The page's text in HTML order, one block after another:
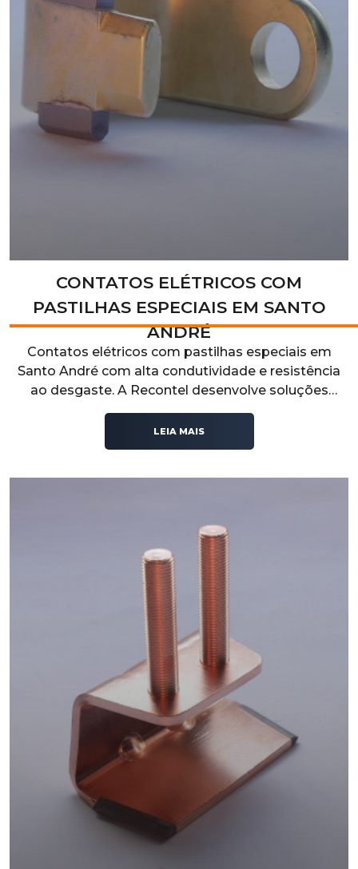
CONTATOS ELÉTRICOS COM
PASTILHAS ESPECIAIS EM SANTO
ANDRÉ
Contatos elétricos com pastilhas especiais em
Santo André com alta condutividade e resistência
ao desgaste. A Recontel desenvolve soluções
técnicas para aplicações industriais que exigem
desempenho elétrico, durabilidade e confiabilidade
operacional.
LEIA MAIS